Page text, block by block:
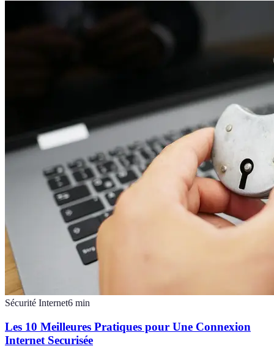
Sécurité Internet6 min
Les 10 Meilleures Pratiques pour Une Connexion
Internet Securisée